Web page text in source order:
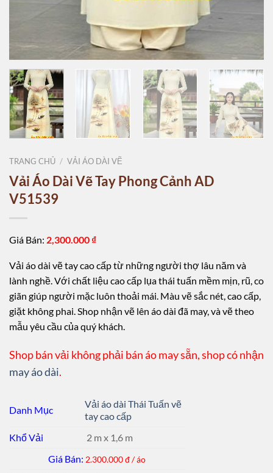
TRANG CHỦ / VẢI ÁO DÀI VẼ
Vải Áo Dài Vẽ Tay Phong Cảnh AD
V51539
Giá Bán: 2,300.000 ₫
Vải áo dài vẽ tay cao cấp từ những người thợ lâu năm và
lành nghề. Với chất liệu cao cấp lụa thái tuấn mềm mịn, rũ, co
giãn giúp người mặc luôn thoải mái. Màu vẽ sắc nét, cao cấp,
giặt không phai. Shop nhận vẽ lên áo dài đã may, và vẽ theo
mẫu yêu cầu của quý khách.
Shop bán vải không phải bán áo may sẵn, shop có nhận
may áo dài.
Danh Mục
Vải áo dài Thái Tuấn vẽ
tay cao cấp
Khổ Vải
2 m x 1,6 m
Giá Bán: 2.300.000 đ / áo